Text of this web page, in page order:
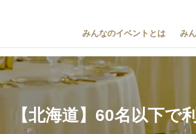
みんなのイベントとは み
【北海道】60名以下で